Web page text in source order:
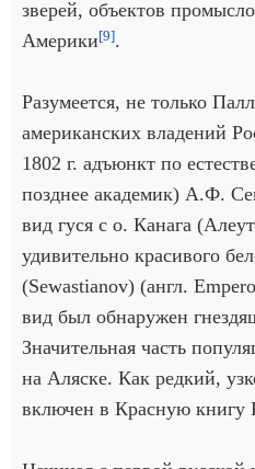
зверей, объектов
Америки[9].
Разумеется, не только
американских владений
1802 г. адъюнкт по
позднее академик) А.Ф.
вид гуся с о. Канага
удивительно красивого
(Sewastianov) (англ.
вид был обнаружен
Значительная часть
на Аляске. Как редкий,
включен в Красную книгу